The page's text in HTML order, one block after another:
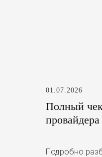
01.07.2026
Полный
Подробно